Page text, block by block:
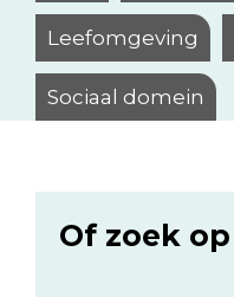
Leefomgeving
Sociaal domein
Of zoek op